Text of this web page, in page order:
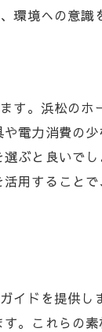
ロジカルなイ
プロジェクト
ティの紹介
DIYプロジェク
境への意識
。浜松の
電力消費の
ぶと良いで
用すること
ドを提供
。これらの